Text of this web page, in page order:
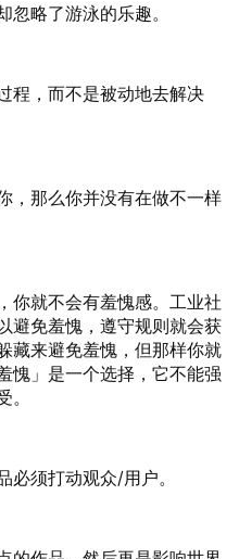
略了游泳的乐趣。
程，而不是被动地去解决
，那么你并没有在做不一样
你就不会有羞愧感。工业社
避免羞愧，遵守规则就会获
藏来避免羞愧，但那样你就
愧」是一个选择，它不能强
必须打动观众/用户。